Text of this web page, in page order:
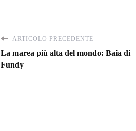
ARTICOLO PRECEDENTE
La marea più alta del mondo: Baia di
Fundy